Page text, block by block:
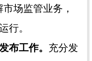
场监管业务，
行。
布工作。 充分发